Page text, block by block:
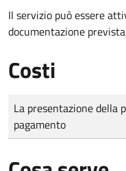
Il servizio può essere
documentazione
Costi
Tipo di pagamento
Importo
La presentazione della
pagamento